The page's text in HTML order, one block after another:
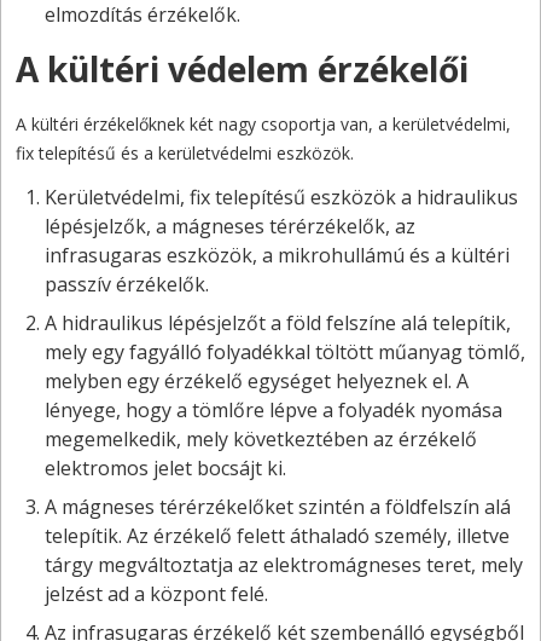
elmozdítás érzékelők.
A kültéri védelem érzékelői
A kültéri érzékelőknek két nagy csoportja van, a kerületvédelmi,
fix telepítésű és a kerületvédelmi eszközök.
Kerületvédelmi, fix telepítésű eszközök a hidraulikus
lépésjelzők, a mágneses térérzékelők, az
infrasugaras eszközök, a mikrohullámú és a kültéri
passzív érzékelők.
A hidraulikus lépésjelzőt a föld felszíne alá telepítik,
mely egy fagyálló folyadékkal töltött műanyag tömlő,
melyben egy érzékelő egységet helyeznek el. A
lényege, hogy a tömlőre lépve a folyadék nyomása
megemelkedik, mely következtében az érzékelő
elektromos jelet bocsájt ki.
A mágneses térérzékelőket szintén a földfelszín alá
telepítik. Az érzékelő felett áthaladó személy, illetve
tárgy megváltoztatja az elektromágneses teret, mely
jelzést ad a központ felé.
Az infrasugaras érzékelő két szembenálló egységből